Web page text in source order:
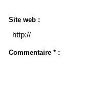
Site web :
Commentaire * :